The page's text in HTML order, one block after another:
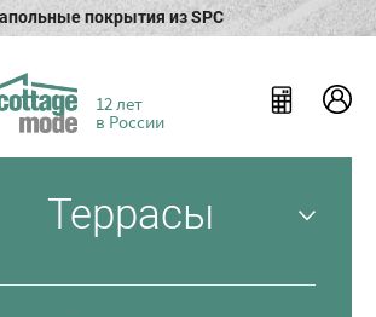
Террасы
покрытия из SPC
12 лет
в России